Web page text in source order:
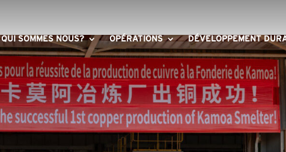
QUI SOMMES NOUS? OPÉRATIONS DÉVELOPPEMENT